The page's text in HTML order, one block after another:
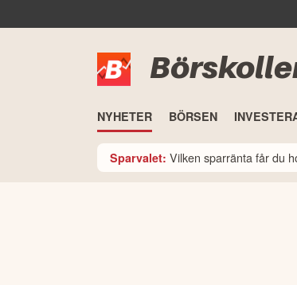
NYHETER BÖRSEN
Sparvalet: Vilken sparränta får du